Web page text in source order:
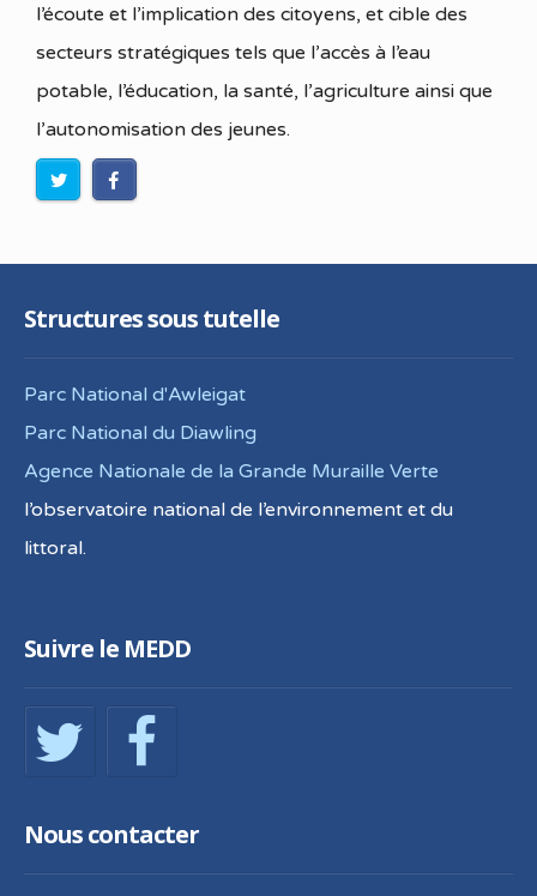
l’écoute et l’implication des citoyens, et cible des
secteurs stratégiques tels que l’accès à l’eau
potable, l’éducation, la santé, l’agriculture ainsi que
l’autonomisation des jeunes.
Structures sous tutelle
Parc National d'Awleigat
Parc National du Diawling
Agence Nationale de la Grande Muraille Verte
l’observatoire national de l’environnement et du
littoral.
Suivre le MEDD
Nous contacter